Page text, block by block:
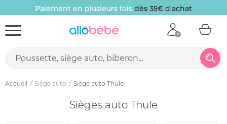
Paiement en plusieurs fois dès 35€ d'achat
Accueil Siège auto Siège auto Thule
Sièges auto Thule